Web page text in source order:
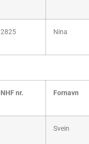
2825 Nina
NHF nr. Fornavn
Svein